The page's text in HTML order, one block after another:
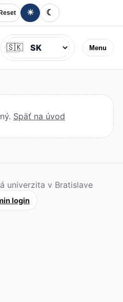
Reset ☀ ☾
Menu
Jazyk
🇸🇰
Späť na úvod
univerzita v Bratislave
login